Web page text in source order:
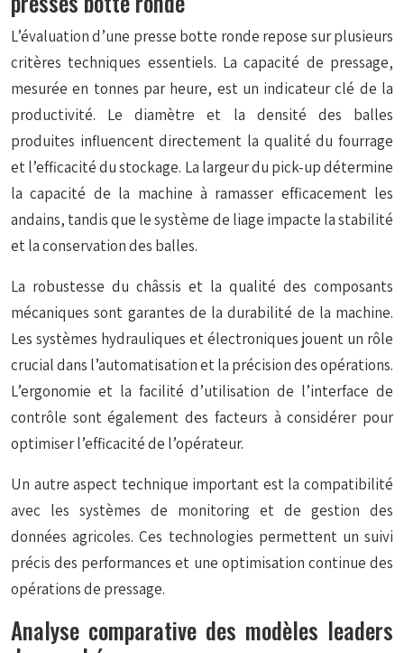
L’évaluation d’une presse botte ronde repose sur plusieurs
critères techniques essentiels. La capacité de pressage,
mesurée en tonnes par heure, est un indicateur clé de la
productivité. Le diamètre et la densité des balles
produites influencent directement la qualité du fourrage
et l’efficacité du stockage. La largeur du pick-up détermine
la capacité de la machine à ramasser efficacement les
andains, tandis que le système de liage impacte la stabilité
et la conservation des balles.
La robustesse du châssis et la qualité des composants
mécaniques sont garantes de la durabilité de la machine.
Les systèmes hydrauliques et électroniques jouent un rôle
crucial dans l’automatisation et la précision des opérations.
L’ergonomie et la facilité d’utilisation de l’interface de
contrôle sont également des facteurs à considérer pour
optimiser l’efficacité de l’opérateur.
Un autre aspect technique important est la compatibilité
avec les systèmes de monitoring et de gestion des
données agricoles. Ces technologies permettent un suivi
précis des performances et une optimisation continue des
opérations de pressage.
Analyse comparative des modèles leaders